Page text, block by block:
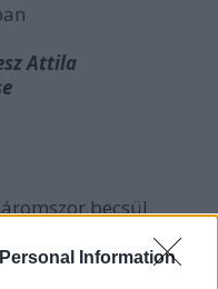
Information
Attila
becsül
hogy ezt
mikor tökéletes